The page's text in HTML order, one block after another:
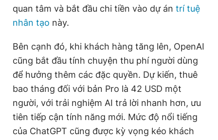
quan tâm và bắt đầu chi tiền vào dự án trí tuệ
nhân tạo này.
Bên cạnh đó, khi khách hàng tăng lên, OpenAI
cũng bắt đầu tính chuyện thu phí người dùng
để hưởng thêm các đặc quyền. Dự kiến, thuê
bao tháng đối với bản Pro là 42 USD một
người, với trải nghiệm AI trả lời nhanh hơn, ưu
tiên tiếp cận tính năng mới. Mức độ nổi tiếng
của ChatGPT cũng được kỳ vọng kéo khách